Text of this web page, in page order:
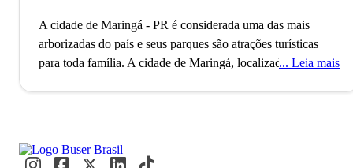
A cidade de Maringá - PR é considerada uma das mais
arborizadas do país e seus parques são atrações turísticas
para toda família. A cidade de Maringá, localizada no estado
estado em número de moradores. A origem de Maringá deu-
Leia mais